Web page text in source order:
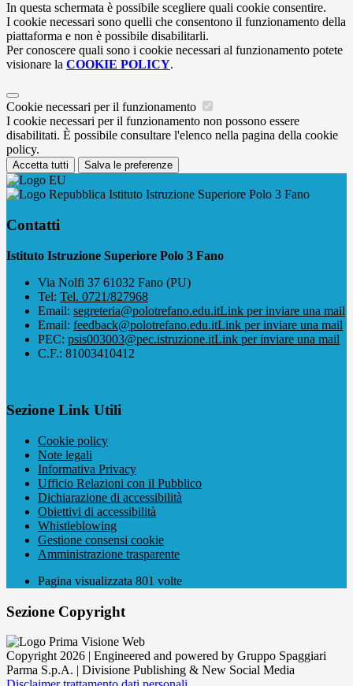
In questa schermata è possibile scegliere quali cookie consentire.
I cookie necessari sono quelli che consentono il funzionamento della
piattaforma e non è possibile disabilitarli.
Per conoscere quali sono i cookie necessari al funzionamento potete
visionare la COOKIE POLICY.
Cookie necessari per il funzionamento
I cookie necessari per il funzionamento non possono essere
disabilitati. È possibile consultare l'elenco nella pagina della cookie
policy.
Accetta tutti Salva le preferenze
Istituto Istruzione Superiore Polo 3 Fano
Contatti
Istituto Istruzione Superiore Polo 3 Fano
Via Nolfi 37 61032 Fano (PU)
Tel: Tel. 0721/827968
Email: segreteria@polotrefano.e​du.itLink per inviare una mail
Email: feedback@polotrefano.edu.itLink per inviare una mail
PEC: psis003003@pec.istruzione.itLink per inviare una mail
C.F.: 81003410412
Sezione Link Utili
Cookie policy
Note legali
Informativa Privacy
Ufficio Relazioni con il Pubblico
Dichiarazione di accessibilità
Obiettivi di accessibilità
Whistleblowing
Gestione consensi cookie
Amministrazione trasparente
Pagina visualizzata 801 volte
Sezione Copyright
Copyright 2026 | Engineered and powered by Gruppo Spaggiari
Parma S.p.A. | Divisione Publishing & New Social Media